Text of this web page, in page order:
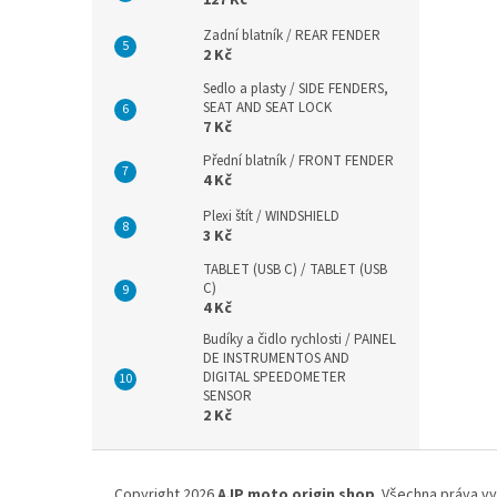
Zadní blatník / REAR FENDER
2 Kč
Sedlo a plasty / SIDE FENDERS,
SEAT AND SEAT LOCK
7 Kč
Přední blatník / FRONT FENDER
4 Kč
Plexi štít / WINDSHIELD
3 Kč
TABLET (USB C) / TABLET (USB
C)
4 Kč
Budíky a čidlo rychlosti / PAINEL
DE INSTRUMENTOS AND
DIGITAL SPEEDOMETER
SENSOR
2 Kč